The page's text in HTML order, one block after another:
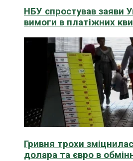
НБУ спростував заяви
вимоги в платіжних
Гривня трохи
долара та євро в